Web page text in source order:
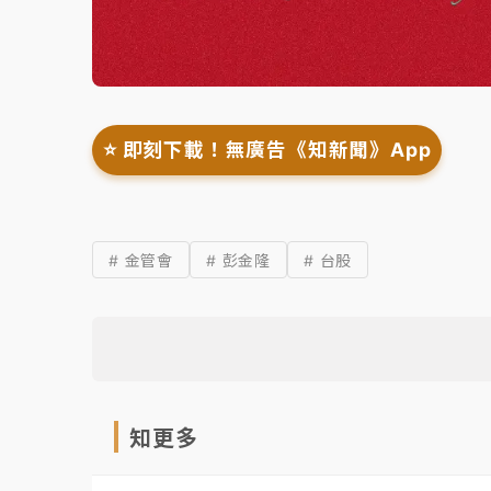
⭐️ 即刻下載！無廣告《知新聞》App
# 金管會 # 彭金隆 # 台股
知更多